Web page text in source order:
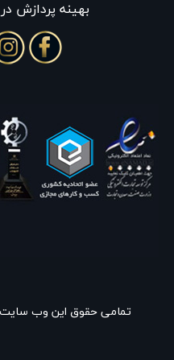
بهينه پردازش
تمامی حقوق این وب سایت